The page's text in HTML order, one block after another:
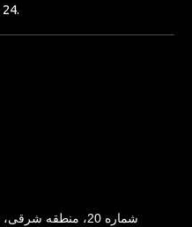
24 ساعت با شما تماس خواهیم گرفت.
شماره 20، منطقه